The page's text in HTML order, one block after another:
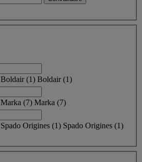
Boldair(1) Boldair(1)
Marka (7) Marka (7)
Spado Origines (1) Spado Origines (1)